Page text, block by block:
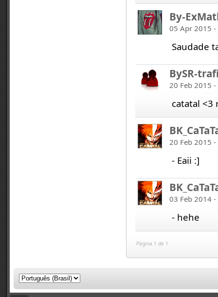
By-
05 Apr 2015
Saudade
BySR-
20 Feb 2015
catatal <3
20 Feb 2015
- Eaii :]
03 Feb 2014
- hehe
Página 1 de 1